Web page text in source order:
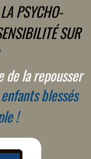
PSYCHO-
SUR
la repousser
blessés
!